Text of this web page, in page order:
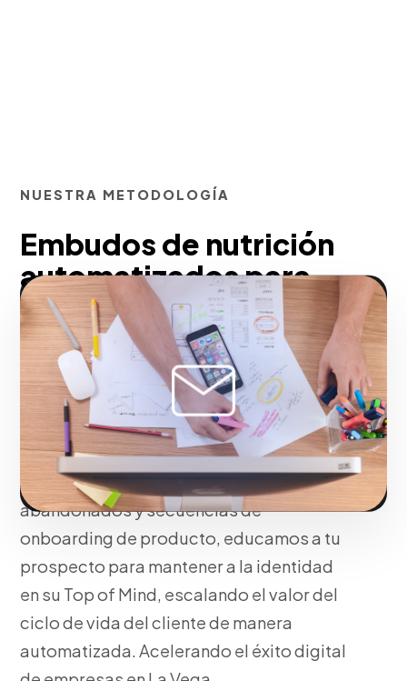
NUESTRA METODOLOGÍA
Embudos de nutrición
automatizados para
fidelizar y retener
prospectos en La Vega
Pensando en tu negocio, convertimos tu
base de datos inactiva en un activo
altamente lucrativo. Mediante embudos
de nutrición (Lead Nurturing], carritos
abandonados y secuencias de
onboarding de producto, educamos a tu
prospecto para mantener a la identidad
en su Top of Mind, escalando el valor del
ciclo de vida del cliente de manera
automatizada. Acelerando el éxito digital